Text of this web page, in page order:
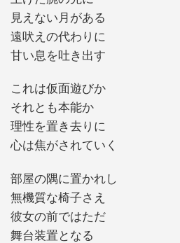
見えない月がある
遠吠えの代わりに
甘い息を吐き出す
これは仮面遊びか
それとも本能か
理性を置き去りに
心は焦がされていく
部屋の隅に置かれし
無機質な椅子さえ
彼女の前ではただ
舞台装置となる